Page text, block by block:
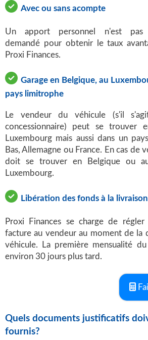
Avec ou sans acompte
Un apport personnel n'est pas
demandé pour obtenir le taux
Proxi Finances.
Garage en Belgique, au
pays limitrophe
Le vendeur du véhicule (s'il
concessionnaire) peut se trouver
Luxembourg mais aussi dans un
Bas, Allemagne ou France. En cas de
doit se trouver en Belgique ou
Luxembourg.
Libération des fonds à la livraison
Proxi Finances se charge de
facture au vendeur au moment de la
véhicule. La première mensualité
environ 30 jours plus tard.
Quels documents justificatifs
fournis?